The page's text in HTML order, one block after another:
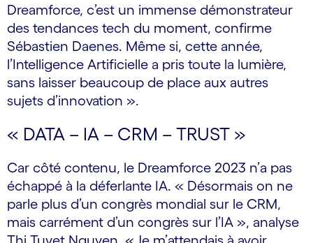
Dreamforce, c’est un immense démonstrateur
des tendances tech du moment, confirme
Sébastien Daenes. Même si, cette année,
l’Intelligence Artificielle a pris toute la lumière,
sans laisser beaucoup de place aux autres
sujets d’innovation ».
« DATA – IA – CRM – TRUST »
Car côté contenu, le Dreamforce 2023 n’a pas
échappé à la déferlante IA. « Désormais on ne
parle plus d’un congrès mondial sur le CRM,
mais carrément d’un congrès sur l’IA », analyse